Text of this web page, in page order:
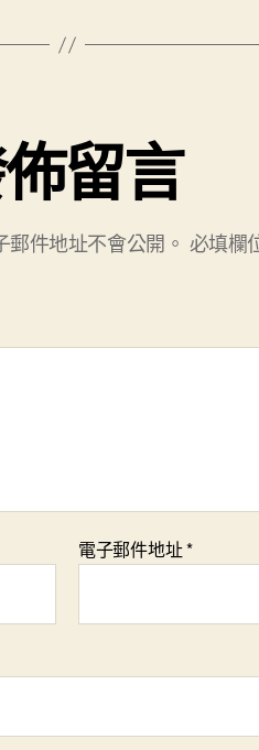
留言
件地址不會公開。 必填欄
電子郵件地址*